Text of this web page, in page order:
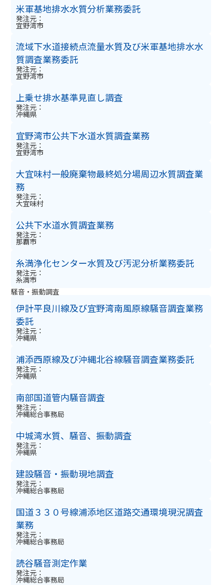
米軍基地排水水質分析業務委託
発注元：
宜野湾市
流域下水道接続点流量水質及び米軍基地排水水
質調査業務委託
発注元：
宜野湾市
上乗せ排水基準見直し調査
発注元：
沖縄県
宜野湾市公共下水道水質調査業務
発注元：
宜野湾市
大宜味村一般廃棄物最終処分場周辺水質調査業
務
発注元：
大宜味村
公共下水道水質調査業務
発注元：
那覇市
糸満浄化センター水質及び汚泥分析業務委託
発注元：
糸満市
騒音・振動調査
伊計平良川線及び宜野湾南風原線騒音調査業務
委託
発注元：
沖縄県
浦添西原線及び沖縄北谷線騒音調査業務委託
発注元：
沖縄県
南部国道管内騒音調査
発注元：
沖縄総合事務局
中城湾水質、騒音、振動調査
発注元：
沖縄県
建設騒音・振動現地調査
発注元：
沖縄総合事務局
国道３３０号線浦添地区道路交通環境現況調査
業務
発注元：
沖縄総合事務局
読谷騒音測定作業
発注元：
沖縄総合事務局